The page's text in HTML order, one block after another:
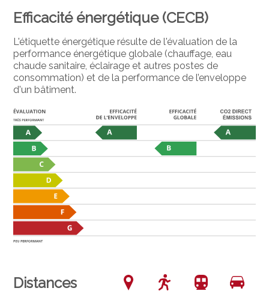
Efficacité énergétique (CECB)
L'étiquette énergétique résulte de l'évaluation de la
performance énergétique globale (chauffage, eau
chaude sanitaire, éclairage et autres postes de
consommation) et de la performance de l’enveloppe
d'un bâtiment.
Distances